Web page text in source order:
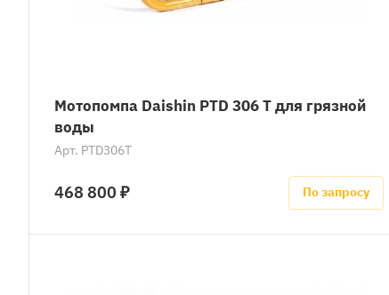
Мотопомпа Daishin PTD 306 T для грязной
воды
Арт. PTD306T
468 800 ₽ По запросу